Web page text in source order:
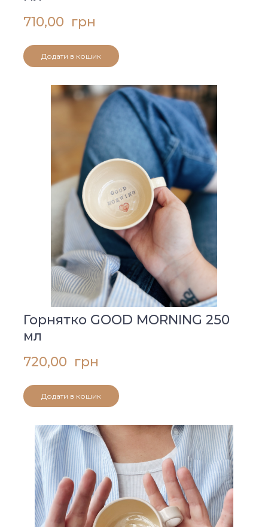
710,00  грн
Додати в кошик
Горнятко GOOD MORNING 250
мл
720,00  грн
Додати в кошик